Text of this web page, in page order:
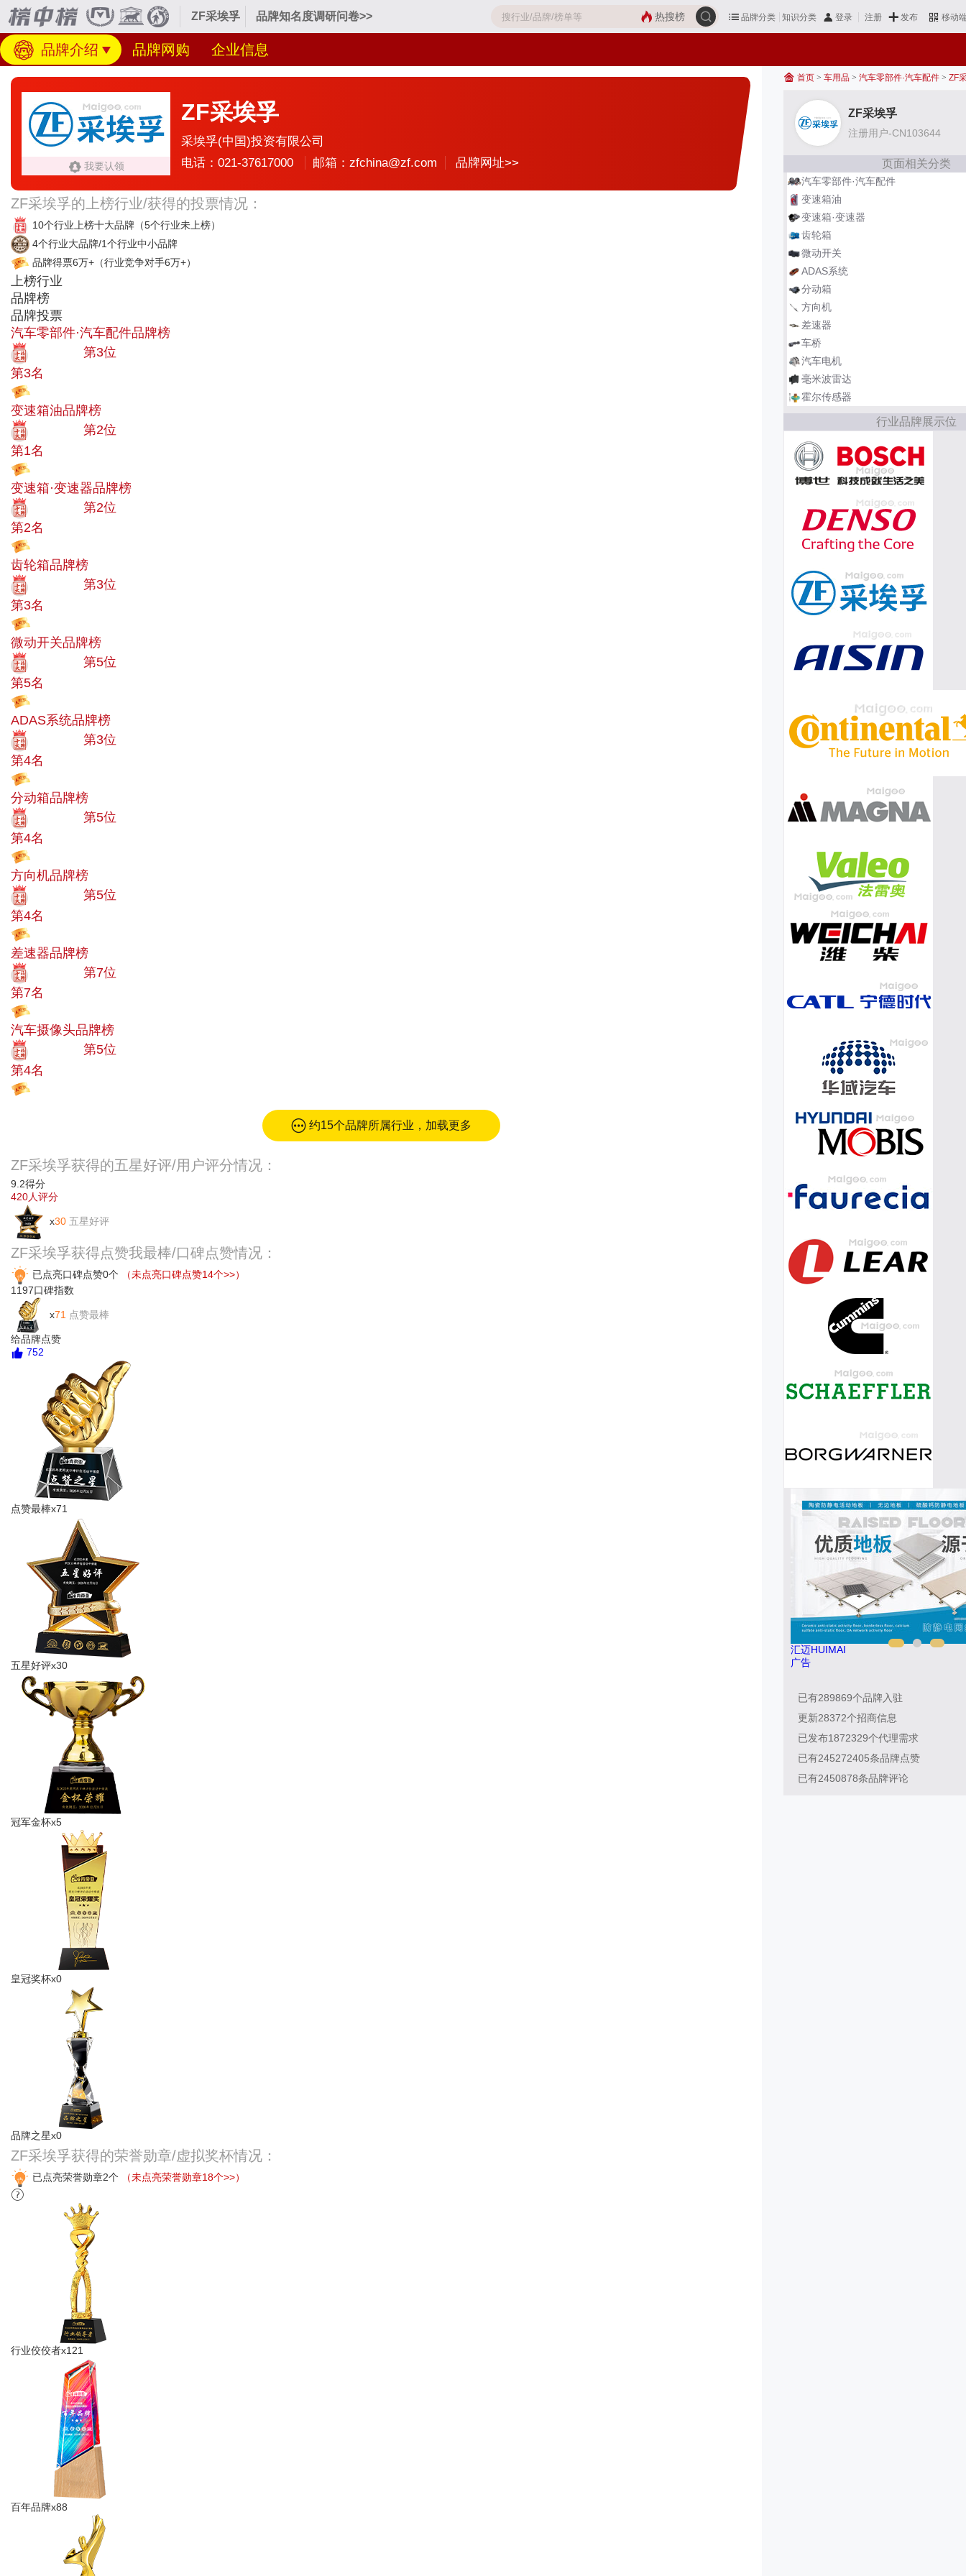
ZF采埃孚 品牌知名度调研问卷>> 品牌分类 知识分类 登录 注册 发布 移动
热搜榜
品牌介绍 品牌网购 企业信息
我要认领
ZF采埃孚
采埃孚(中国)投资有限公司
电话：021-37617000
邮箱：zfchina@zf.com 品牌网址>>
ZF采埃孚的上榜行业/获得的投票情况：
10个行业上榜十大品牌 （5个行业未上榜）
4个行业大品牌/1个行业中小品牌
品牌得票6万+ （行业竞争对手6万+）
上榜行业
品牌榜
品牌投票
汽车零部件·汽车配件品牌榜
第3位
第3名
变速箱油品牌榜
第2位
第1名
变速箱·变速器品牌榜
第2位
第2名
齿轮箱品牌榜
第3位
第3名
微动开关品牌榜
第5位
第5名
ADAS系统品牌榜
第3位
第4名
分动箱品牌榜
第5位
第4名
方向机品牌榜
第5位
第4名
差速器品牌榜
第7位
第7名
汽车摄像头品牌榜
第5位
第4名
约15个品牌所属行业，加载更多
ZF采埃孚获得的五星好评/用户评分情况：
9.2得分
420人评分
x30 五星好评
ZF采埃孚获得点赞我最棒/口碑点赞情况：
已点亮口碑点赞0个
（未点亮口碑点赞14个>>）
1197口碑指数
x71 点赞最棒
给品牌点赞
752
点赞最棒x71
五星好评x30
冠军金杯x5
皇冠奖杯x0
品牌之星x0
ZF采埃孚获得的荣誉勋章/虚拟奖杯情况：
已点亮荣誉勋章2个 （未点亮荣誉勋章18个>>）
行业佼佼者x121
百年品牌x88
首页 > 车用品 > 汽车零部件·汽车配件 > ZF
ZF采埃孚
注册用户-CN103644
页面相关分类
汽车零部件·汽车配件
变速箱油
变速箱·变速器
齿轮箱
微动开关
ADAS系统
分动箱
方向机
差速器
车桥
汽车电机
毫米波雷达
霍尔传感器
行业品牌展示位
汇迈HUIMAI
广告
已有289869个品牌入驻
更新28372个招商信息
已发布1872329个代理需求
已有245272405条品牌点赞
已有2450878条品牌评论